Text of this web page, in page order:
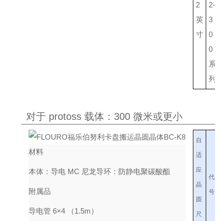
2
英
寸
2-
3
0
0
系
列
对于 protoss 载体：300 微米或更小
材料
本体：导电 MC 尼龙导环：防静电聚碳酸酯
附属品
导电管 6×4 （1.5m）
自
适
应
晶
圆
尺
代
号